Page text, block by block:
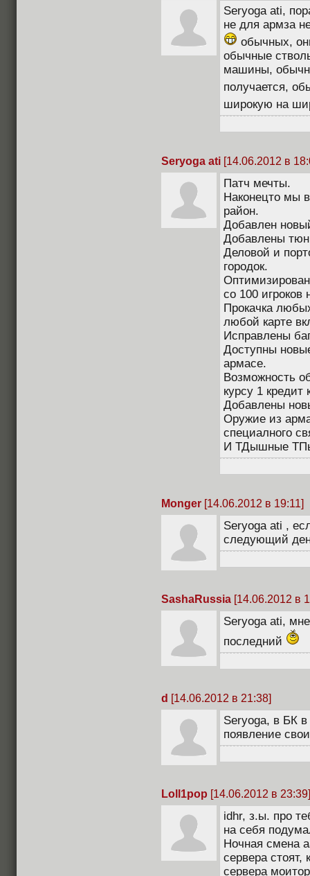
Seryoga ati,
не для армза
обычных,
обычные
машины,
получается,
широкую на
Seryoga ati [14.06.2012 в
Патч мечты.
Наконецто мы
район.
Добавлен
Добавлены
Деловой и
городок.
со 100 игроков
Прокачка
любой карте
Исправлены
Доступны
армасе.
Возможность
курсу 1 кредит
Добавлены
Оружие из
специалного
И ТДышные
Monger [14.06.2012 в 19:11]
Seryoga ati ,
следующий
SashaRussia [14.06.2012 в
Seryoga ati,
последний
d [14.06.2012 в 21:38]
Seryoga, в БК
появление
Loll1pop [14.06.2012 в 23:39]
idhr, з.ы. про
на себя
Ночная смена
сервера стоят,
сервера